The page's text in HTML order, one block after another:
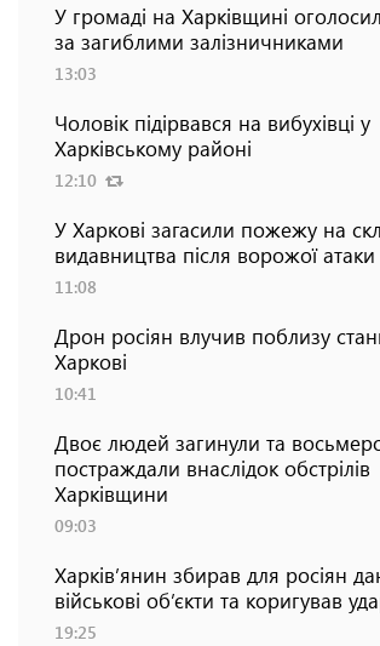
У громаді на Харківщині
за загиблими залізничниками
13:03
Чоловік підірвався на вибухівці у
Харківському районі
12:10
У Харкові загасили пожежу на
видавництва після ворожої атаки
11:08
Дрон росіян влучив поблизу
Харкові
10:41
Двоє людей загинули та
постраждали внаслідок обстрілів
Харківщини
09:03
Харків’янин збирав для росіян
військові об’єкти та коригував
19:25